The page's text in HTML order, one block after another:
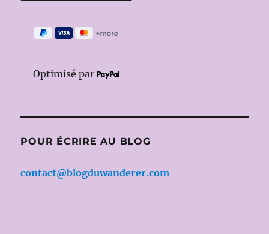
Optimisé par
POUR ÉCRIRE AU BLOG
contact@blogduwanderer.com